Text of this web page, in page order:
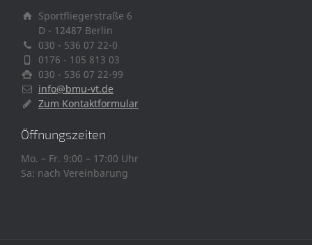
Sportfliegerstraße 6
D - 12487 Berlin
030 - 536 07 22-0
0176 - 105 813 03
030 - 536 07 22-99
info@bmu-vt.de
Zum Kontaktformular
Öffnungszeiten
Mo. – Fr. 9:00 – 17:00 Uhr
Sa: nach Vereinbarung